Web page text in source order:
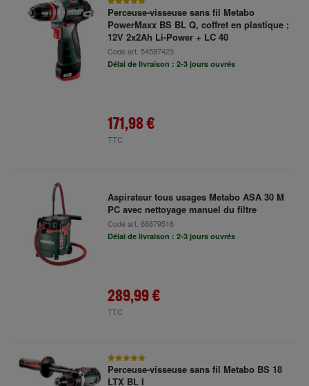
Perceuse-visseuse sans fil Metabo
PowerMaxx BS BL Q, coffret en plastique ;
12V 2x2Ah Li-Power + LC 40
Code art. 54587423
Délai de livraison : 2-3 jours ouvrés
171,98 €
TTC
Aspirateur tous usages Metabo ASA 30 M
PC avec nettoyage manuel du filtre
Code art. 68879516
Délai de livraison : 2-3 jours ouvrés
289,99 €
TTC
Perceuse-visseuse sans fil Metabo BS 18
LTX BL I